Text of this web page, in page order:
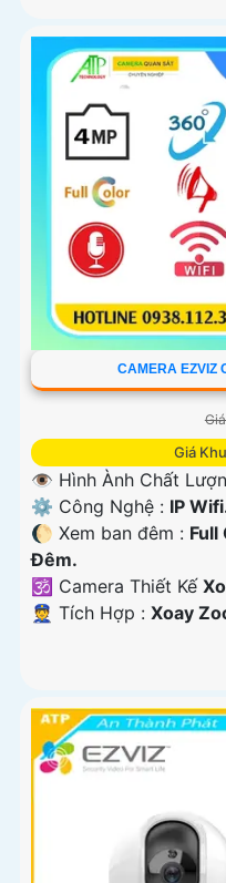
CAMERA EZVIZ
Giá
👁 Hình Ành Chất
⚙ Công Nghệ : IP
🌔 Xem ban đêm : Full
Ðêm.
🕉️ Camera Thiết Kế
️👮 Tích Hợp : Xoay